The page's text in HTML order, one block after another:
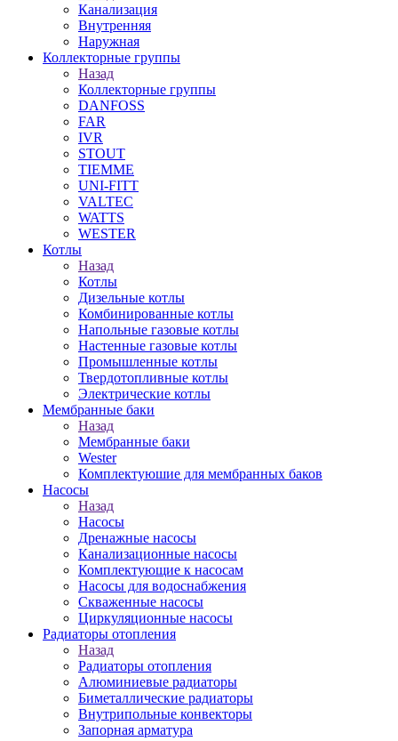
Канализация
Внутренняя
Наружная
Коллекторные группы
Назад
Коллекторные группы
DANFOSS
FAR
IVR
STOUT
TIEMME
UNI-FITT
VALTEC
WATTS
WESTER
Котлы
Назад
Котлы
Дизельные котлы
Комбинированные котлы
Напольные газовые котлы
Настенные газовые котлы
Промышленные котлы
Твердотопливные котлы
Электрические котлы
Мембранные баки
Назад
Мембранные баки
Wester
Комплектуюшие для мембранных баков
Насосы
Назад
Насосы
Дренажные насосы
Канализационные насосы
Комплектующие к насосам
Насосы для водоснабжения
Скваженные насосы
Циркуляционные насосы
Радиаторы отопления
Назад
Радиаторы отопления
Алюминиевые радиаторы
Биметаллические радиаторы
Внутрипольные конвекторы
Запорная арматура